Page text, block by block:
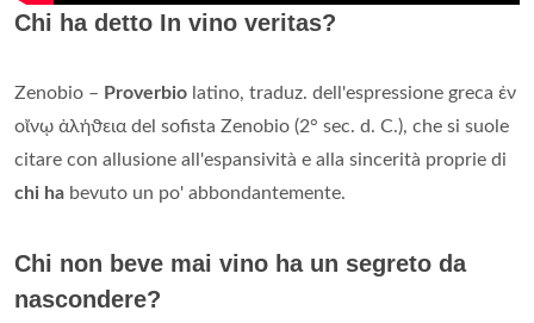
Chi ha detto In vino veritas?
Zenobio – Proverbio latino, traduz. dell'espressione greca ἐν
οἴνῳ ἀλήϑεια del sofista Zenobio (2° sec. d. C.), che si suole
citare con allusione all'espansività e alla sincerità proprie di
chi ha bevuto un po' abbondantemente.
Chi non beve mai vino ha un segreto da
nascondere?